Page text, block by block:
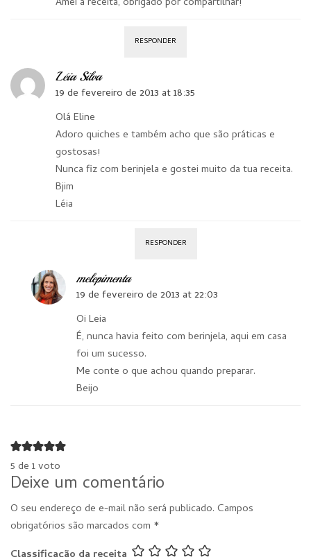
RESPONDER
Léia Silva
19 de fevereiro de 2013 at 18:35
Olá Eline
Adoro quiches e também acho que são práticas e
gostosas!
Nunca fiz com berinjela e gostei muito da tua receita.
Bjim
Léia
RESPONDER
melepimenta
19 de fevereiro de 2013 at 22:03
Oi Leia
É, nunca havia feito com berinjela, aqui em casa
foi um sucesso.
Me conte o que achou quando preparar.
Beijo
5 de 1 voto
Deixe um comentário
O seu endereço de e-mail não será publicado. Campos
obrigatórios são marcados com *